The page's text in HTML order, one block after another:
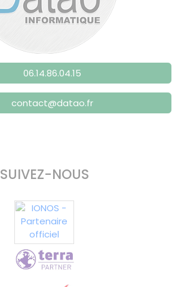
06.14.86.04.15
contact@datao.fr
SUIVEZ-NOUS